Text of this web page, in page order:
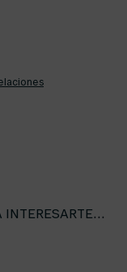
INTERESARTE...